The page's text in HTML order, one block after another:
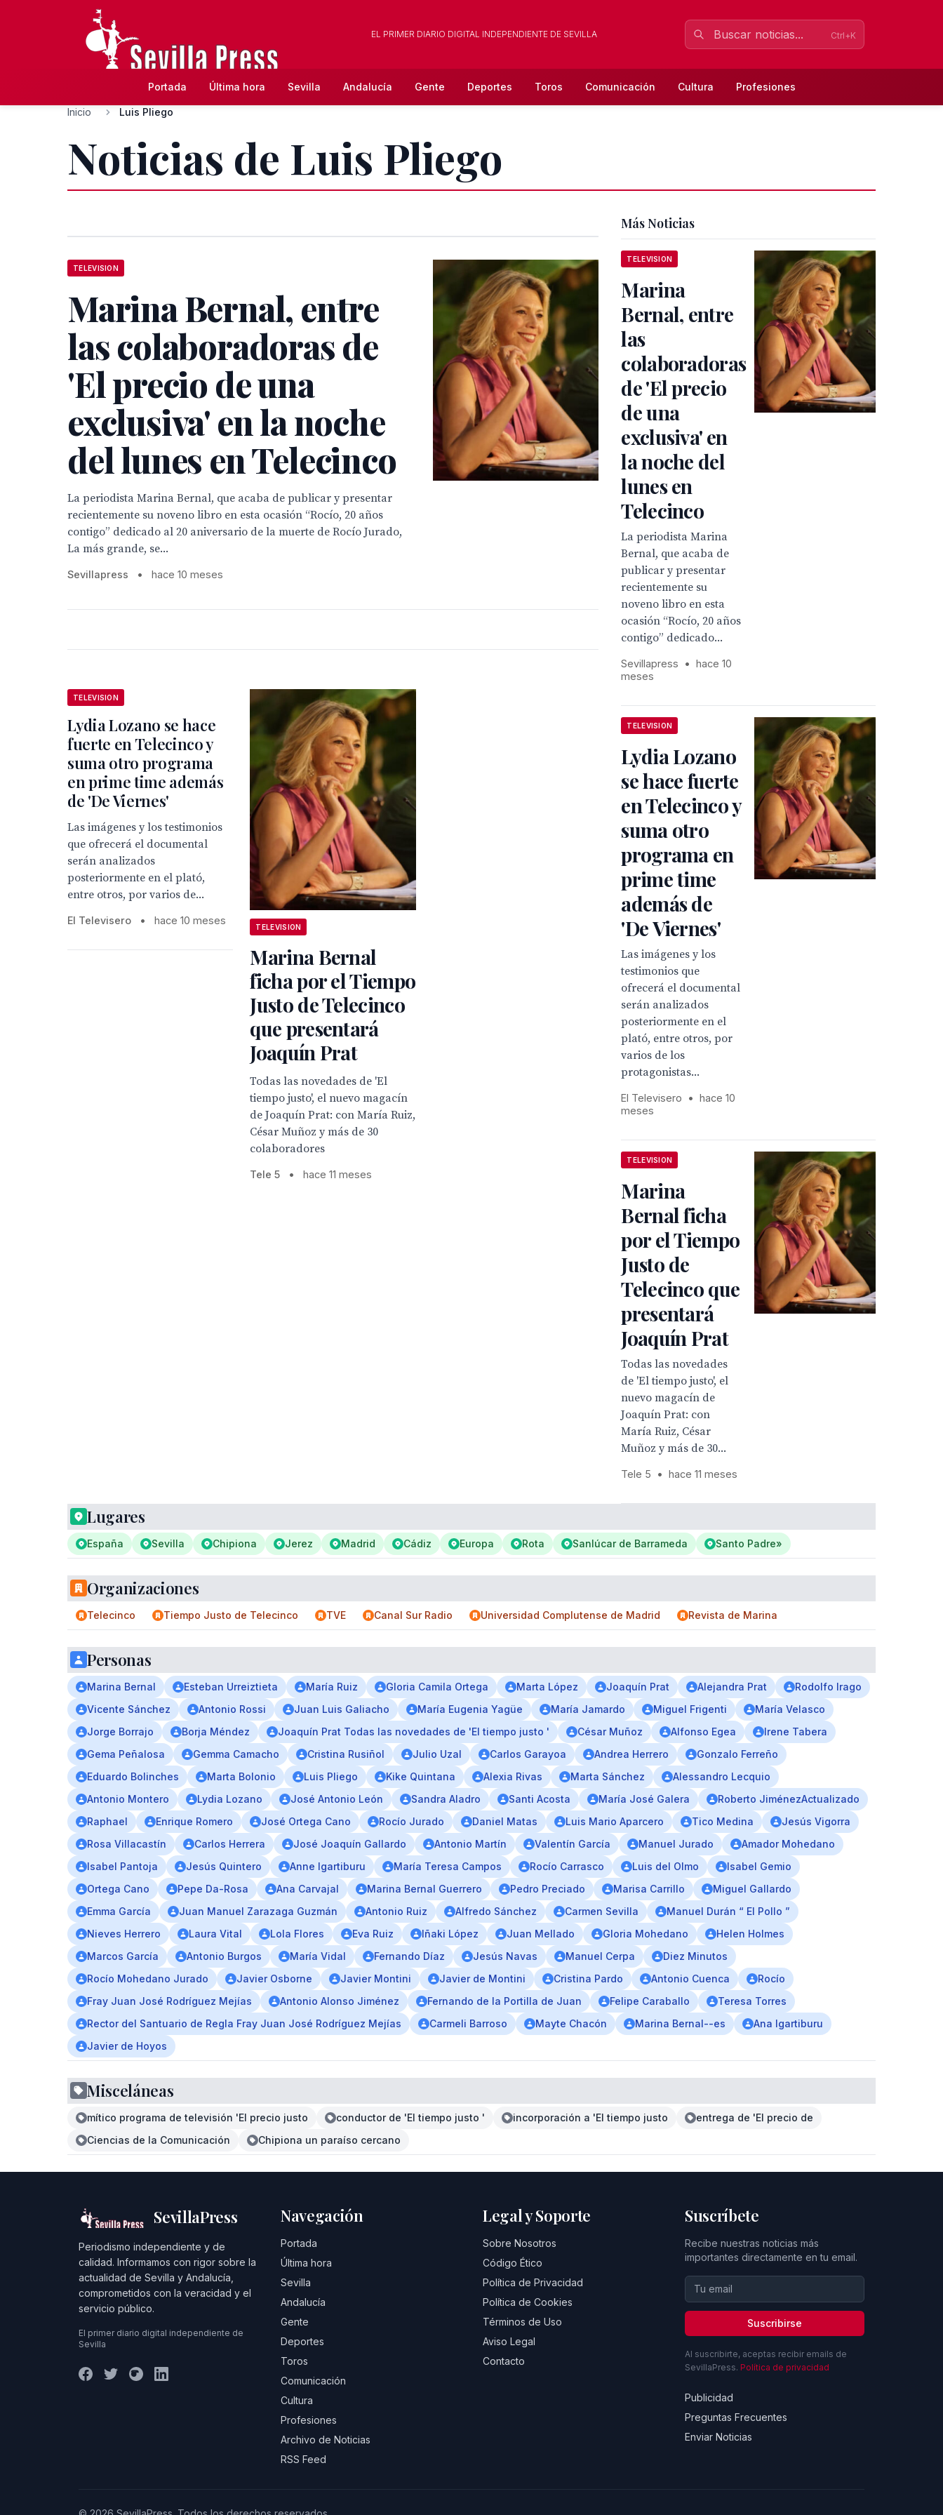
EL PRIMER DIARIO DIGITAL INDEPENDIENTE DE SEVILLA Ctrl+K
Portada Última hora Sevilla Andalucía Gente Deportes Toros Comunicación Cultura Profesiones
Inicio Luis Pliego
Noticias de Luis Pliego
TELEVISION
Marina Bernal, entre
las colaboradoras de
'El precio de una
exclusiva' en la noche
del lunes en Telecinco
La periodista Marina Bernal, que acaba de publicar y presentar
recientemente su noveno libro en esta ocasión “Rocío, 20 años
contigo” dedicado al 20 aniversario de la muerte de Rocío Jurado,
La más grande, se...
Sevillapress • hace 10 meses
TELEVISION
Lydia Lozano se hace
fuerte en Telecinco y
suma otro programa
en prime time además
de 'De Viernes'
Las imágenes y los testimonios
que ofrecerá el documental
serán analizados
posteriormente en el plató,
entre otros, por varios de...
El Televisero • hace 10 meses
TELEVISION
Marina Bernal
ficha por el Tiempo
Justo de Telecinco
que presentará
Joaquín Prat
Todas las novedades de 'El
tiempo justo', el nuevo magacín
de Joaquín Prat: con María Ruiz,
César Muñoz y más de 30
colaboradores
Tele 5 • hace 11 meses
Más Noticias
TELEVISION
Marina
Bernal, entre
las
colaboradoras
de 'El precio
de una
exclusiva' en
la noche del
lunes en
Telecinco
La periodista Marina
Bernal, que acaba de
publicar y presentar
recientemente su
noveno libro en esta
ocasión “Rocío, 20 años
contigo” dedicado...
Sevillapress •
hace 10
meses
TELEVISION
Lydia Lozano
se hace fuerte
en Telecinco y
suma otro
programa en
prime time
además de
'De Viernes'
Las imágenes y los
testimonios que
ofrecerá el documental
serán analizados
posteriormente en el
plató, entre otros, por
varios de los
protagonistas...
El Televisero •
hace 10
meses
TELEVISION
Marina
Bernal ficha
por el Tiempo
Justo de
Telecinco que
presentará
Joaquín Prat
Todas las novedades
de 'El tiempo justo', el
nuevo magacín de
Joaquín Prat: con
María Ruiz, César
Muñoz y más de 30...
Tele 5 • hace 11 meses
Lugares
España Sevilla Chipiona Jerez Madrid Cádiz Europa Rota Sanlúcar de Barrameda Santo Padre»
Organizaciones
Telecinco Tiempo Justo de Telecinco TVE Canal Sur Radio Universidad Complutense de Madrid Revista de Marina
Personas
Marina Bernal Esteban Urreiztieta María Ruiz Gloria Camila Ortega Marta López Joaquín Prat Alejandra Prat
Rodolfo Irago
Vicente Sánchez
Antonio Rossi Juan Luis Galiacho María Eugenia Yagüe María Jamardo Miguel Frigenti
María Velasco
Jorge Borrajo
Borja Méndez Joaquín Prat Todas las novedades de 'El tiempo justo ' César Muñoz Alfonso Egea
Irene Tabera
Gema Peñalosa
Gemma Camacho Cristina Rusiñol Julio Uzal Carlos Garayoa Andrea Herrero
Gonzalo Ferreño
Eduardo Bolinches
Marta Bolonio Luis Pliego Kike Quintana Alexia Rivas Marta Sánchez
Alessandro Lecquio
Antonio Montero
Lydia Lozano José Antonio León Sandra Aladro Santi Acosta María José Galera
Roberto JiménezActualizado
Raphael
Enrique Romero José Ortega Cano Rocío Jurado Daniel Matas Luis Mario Aparcero Tico Medina
Jesús Vigorra
Rosa Villacastín
Carlos Herrera José Joaquín Gallardo Antonio Martín Valentín García Manuel Jurado
Amador Mohedano
Isabel Pantoja
Jesús Quintero Anne Igartiburu María Teresa Campos Rocío Carrasco Luis del Olmo
Isabel Gemio
Ortega Cano
Pepe Da-Rosa Ana Carvajal Marina Bernal Guerrero Pedro Preciado Marisa Carrillo
Miguel Gallardo
Emma García
Juan Manuel Zarazaga Guzmán Antonio Ruiz Alfredo Sánchez Carmen Sevilla
Manuel Durán “ El Pollo ”
Nieves Herrero
Laura Vital Lola Flores Eva Ruiz Iñaki López Juan Mellado Gloria Mohedano
Helen Holmes
Marcos García
Antonio Burgos María Vidal Fernando Díaz Jesús Navas Manuel Cerpa
Diez Minutos
Rocío Mohedano Jurado
Javier Osborne Javier Montini Javier de Montini Cristina Pardo Antonio Cuenca
Rocío
Fray Juan José Rodríguez Mejías
Antonio Alonso Jiménez Fernando de la Portilla de Juan Felipe Caraballo
Teresa Torres
Rector del Santuario de Regla Fray Juan José Rodríguez Mejías
Carmeli Barroso Mayte Chacón Marina Bernal--es
Ana Igartiburu
Javier de Hoyos
Misceláneas
mítico programa de televisión 'El precio justo conductor de 'El tiempo justo ' incorporación a 'El tiempo justo
entrega de 'El precio de
Ciencias de la Comunicación
Chipiona un paraíso cercano
SevillaPress
Periodismo independiente y de
calidad. Informamos con rigor sobre la
actualidad de Sevilla y Andalucía,
comprometidos con la veracidad y el
servicio público.
El primer diario digital independiente de
Sevilla
Navegación
Portada
Última hora
Sevilla
Andalucía
Gente
Deportes
Toros
Comunicación
Cultura
Profesiones
Archivo de Noticias
RSS Feed
Legal y Soporte
Sobre Nosotros
Código Ético
Política de Privacidad
Política de Cookies
Términos de Uso
Aviso Legal
Contacto
Suscríbete
Recibe nuestras noticias más
importantes directamente en tu email.
Suscribirse
Al suscribirte, aceptas recibir emails de
SevillaPress. Política de privacidad
Publicidad
Preguntas Frecuentes
Enviar Noticias